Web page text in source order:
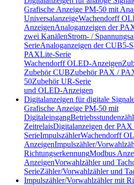
Grafische Anzeige PM-50 mit
UniversalanzeigeWachendorff
AnzeigenAnaloganzeigen der
zwei KanälenStrom- /
SerieAnaloganzeigen der CUB5-
PAXLite-Serie
Wachendorff OLED-Anzeigen
Zubehör CUBZubehör PAX /
50Zubehör UR-Serie
und OLED-Anzeigen
Digitalanzeigen für digitale
Grafische Anzeige PM-50 mit
Digitaleingang
ZeitrelaisDigitalanzeigen der
SerieImpulszählerWachendorff
AnzeigenImpulszähler/
RichtungserkennungModbus
AnzeigenVorwahlzähler und
SerieZähler/Vorwahlzähler und
Impulszähler/Vorwahlzähler mit